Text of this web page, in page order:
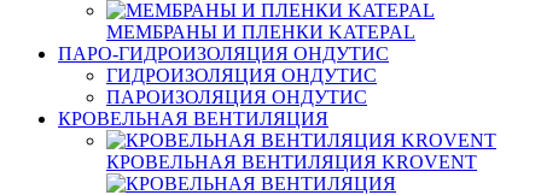
МЕМБРАНЫ И ПЛЕНКИ KATEPAL
ПАРО-ГИДРОИЗОЛЯЦИЯ ОНДУТИС
ГИДРОИЗОЛЯЦИЯ ОНДУТИС
ПАРОИЗОЛЯЦИЯ ОНДУТИС
КРОВЕЛЬНАЯ ВЕНТИЛЯЦИЯ
КРОВЕЛЬНАЯ ВЕНТИЛЯЦИЯ KROVENT